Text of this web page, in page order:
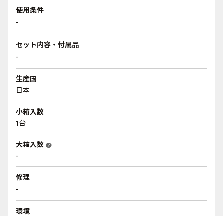
使用条件
-
セット内容・付属品
-
生産国
日本
小箱入数
1台
大箱入数 help
-
修理
-
環境